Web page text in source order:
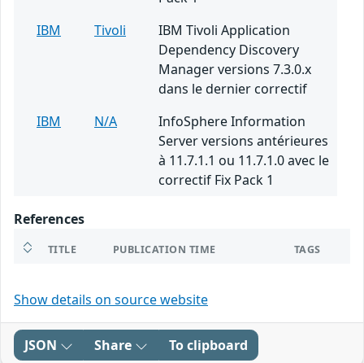
IBM
Tivoli
IBM Tivoli Application
Dependency Discovery
Manager versions 7.3.0.x
dans le dernier correctif
IBM
N/A
InfoSphere Information
Server versions antérieures
à 11.7.1.1 ou 11.7.1.0 avec le
correctif Fix Pack 1
References
TITLE PUBLICATION TIME TAGS
Show details on source website
JSON Share To clipboard